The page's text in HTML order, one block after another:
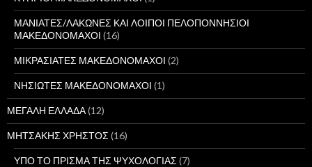
ΜΑΝΙΑΤΕΣ/ΛΑΚΩΝΕΣ ΚΑΙ ΛΟΙΠΟΙ ΠΕΛΟΠΟΝΝΗΣΙΟΙ
ΜΑΚΕΔΟΝΟΜΑΧΟΙ (16)
ΜΙΚΡΑΣΙΑΤΕΣ ΜΑΚΕΔΟΝΟΜΑΧΟΙ (2)
ΝΗΣΙΩΤΕΣ ΜΑΚΕΔΟΝΟΜΑΧΟΙ (1)
ΜΕΓΑΛΗ ΕΛΛΑΔΑ(12)
ΜΗΤΣΑΚΗΣ ΧΡΗΣΤΟΣ (16)
ΥΠΟ ΤΟ ΠΡΙΣΜΑ ΤΗΣ ΨΥΧΟΛΟΓΙΑΣ (7)